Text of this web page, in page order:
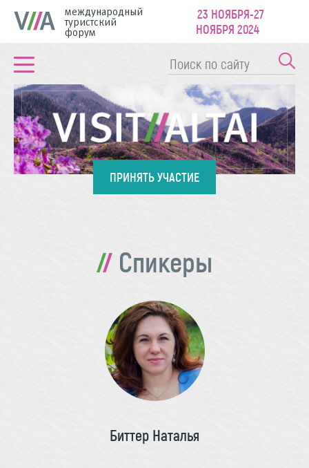
международный
туристский
форум
23 НОЯБРЯ-27
НОЯБРЯ 2024
ПРИНЯТЬ УЧАСТИЕ
Спикеры
Биттер Наталья